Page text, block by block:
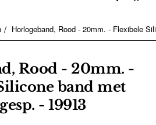
Rood - 20mm. -
band met
- 19913
Horlogeband, Rood - 20mm. - Flexibele